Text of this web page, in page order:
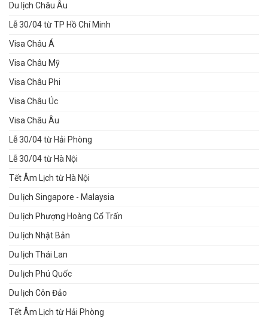
Du lịch Châu Âu
Lễ 30/04 từ TP Hồ Chí Minh
Visa Châu Á
Visa Châu Mỹ
Visa Châu Phi
Visa Châu Úc
Visa Châu Âu
Lễ 30/04 từ Hải Phòng
Lễ 30/04 từ Hà Nội
Tết Âm Lịch từ Hà Nội
Du lịch Singapore - Malaysia
Du lịch Phượng Hoàng Cổ Trấn
Du lịch Nhật Bản
Du lịch Thái Lan
Du lịch Phú Quốc
Du lịch Côn Đảo
Tết Âm Lịch từ Hải Phòng